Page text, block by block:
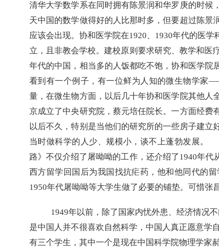
清华大学数学系在同时拥有陈景润和华罗庚的时
天中国的数学做得好的人比那时多，但要超过陈
应该会出现。协和医学院在1920、 1930年代的医学
立，且非教会学校。建校原则要求研究、教学和医
年代的中国，相当多的人饭都吃不饱，协和医学
看到有一个例子，有一位鲜为人知的微生物学家
量，在微生物方面，以后几十年协和医学院其他
京成立了中央研究院，蔡元培任院长。一方面经
以后不久，特别是当他们的研究所的一些房子建
当时做科学的人少、规模小，谈不上蓬勃发展。
路》不仅介绍了屠呦呦的工作，还介绍了1940年代
西方留学回国后为我国找抗疟药，他和他同代的
1950年代屠呦呦等大学生做了必要的铺垫。可惜张
1949年以前，除了国家内忧外患、经济情况
是中国人并不很喜欢自然科学，中国人真正愿意学
有三个学生，其中一个是现在中国科学院物理学家